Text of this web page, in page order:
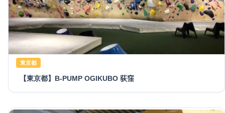
東京都
【東京都】B-PUMP OGIKUBO 荻窪